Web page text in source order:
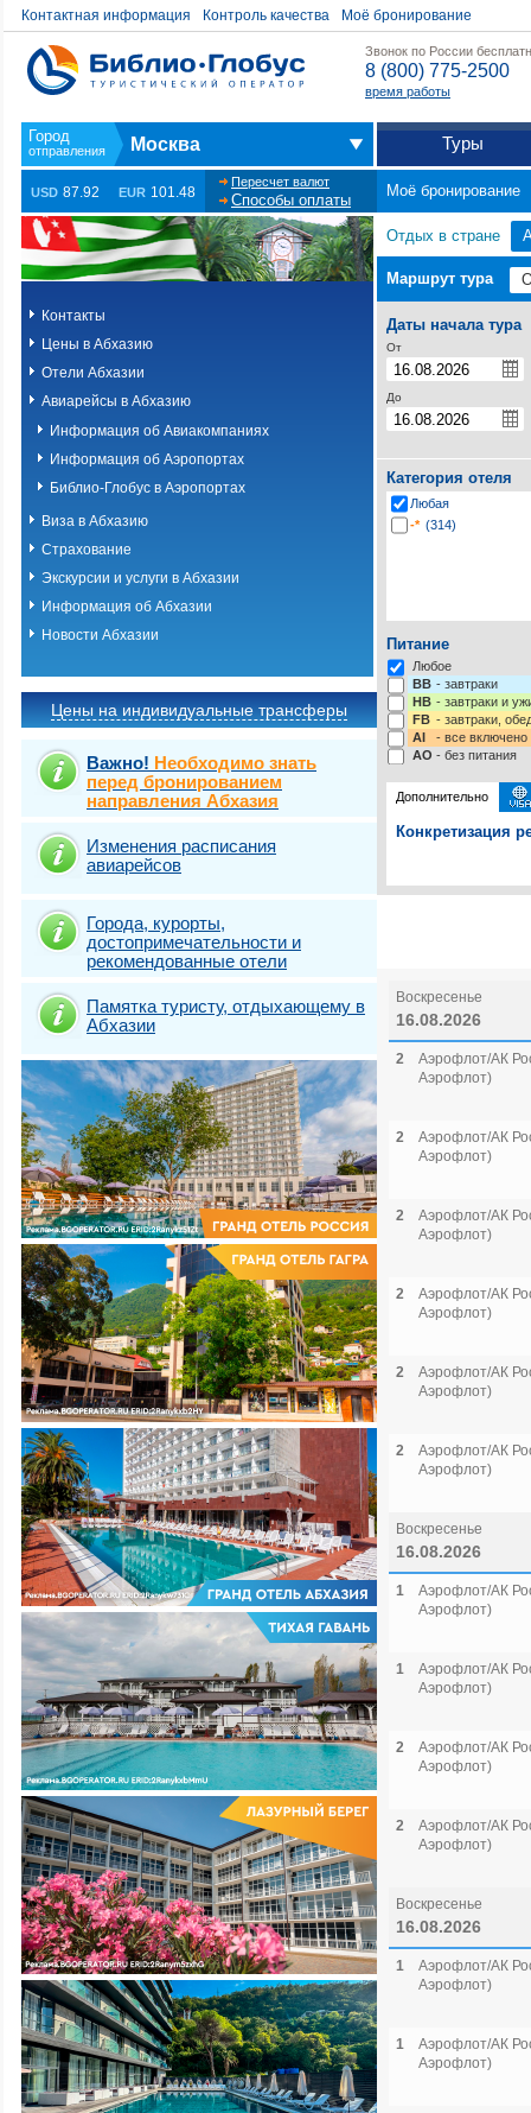
Контактная информация Контроль качества Моё бронирование
Звонок по России
8 (800) 775-2500
время работы
Москва Туры
USD 87.92 EUR 101.48
Пересчет валют
Способы оплаты
Моё бронирование
Контакты
Цены в Абхазию
Отели Абхазии
Авиарейсы в Абхазию
Информация об Авиакомпаниях
Информация об Аэропортах
Библио-Глобус в Аэропортах
Виза в Абхазию
Страхование
Экскурсии и услуги в Абхазии
Информация об Абхазии
Новости Абхазии
Цены на индивидуальные трансферы
Важно! Необходимо знать
перед бронированием
направления Абхазия
Изменения расписания
авиарейсов
Города, курорты,
достопримечательности и
рекомендованные отели
Памятка туристу, отдыхающему в
Абхазии
Отдых в стране
Маршрут тура
Даты начала тура
От
До
Категория отеля
Любая
-* (314)
Питание
Любое
BB - завтраки
HB - завтраки и
FB - завтраки,
AI
- все включено
AO - без питания
Дополнительно
Конкретизация
Воскресенье
16.08.2026
2
Аэрофлот/АК
Аэрофлот)
2
Аэрофлот/АК
Аэрофлот)
2
Аэрофлот/АК
Аэрофлот)
2
Аэрофлот/АК
Аэрофлот)
2
Аэрофлот/АК
Аэрофлот)
2
Аэрофлот/АК
Аэрофлот)
Воскресенье
16.08.2026
1
Аэрофлот/АК
Аэрофлот)
1
Аэрофлот/АК
Аэрофлот)
2
Аэрофлот/АК
Аэрофлот)
2
Аэрофлот/АК
Аэрофлот)
Воскресенье
16.08.2026
1
Аэрофлот/АК
Аэрофлот)
1
Аэрофлот/АК
Аэрофлот)